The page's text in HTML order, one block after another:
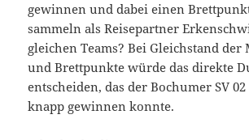
gewinnen und dabei einen
sammeln als Reisepartner
gleichen Teams? Bei Gleichstand der
und Brettpunkte würde das direkte
entscheiden, das der Bochumer SV
knapp gewinnen konnte.